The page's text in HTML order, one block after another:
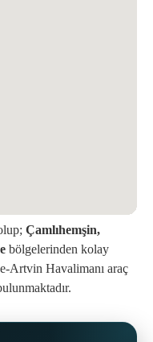
Çamlıhemşin,
bölgelerinden kolay
Artvin Havalimanı araç